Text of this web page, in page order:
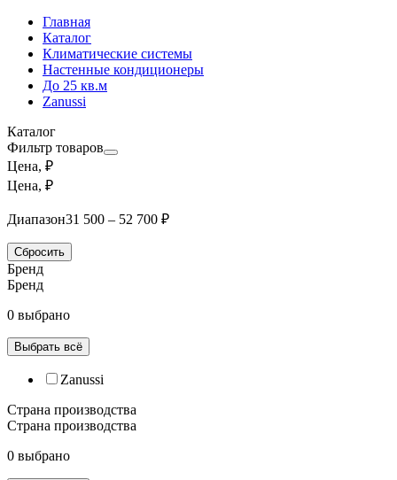
Главная
Каталог
Климатические системы
Настенные кондиционеры
До 25 кв.м
Zanussi
Каталог
Фильтр товаров
Цена, ₽
Цена, ₽
Диапазон31 500 – 52 700 ₽
Сбросить
Бренд
Бренд
0 выбрано
Выбрать всё
Zanussi
Страна производства
Страна производства
0 выбрано